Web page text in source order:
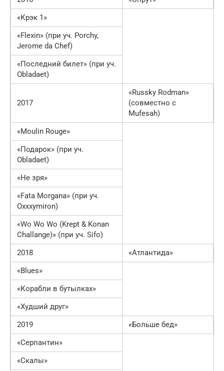
«Крэк 1»
«Flexin» (при уч. Porchy,
Jerome da Chef)
«Последний билет» (при уч.
Obladaet)
2017
«Russky Rodman»
(совместно с
Mufesah)
«Moulin Rouge»
«Подарок» (при уч.
Obladaet)
«Не зря»
«Fata Morgana» (при уч.
Oxxxymiron)
«Wo Wo Wo (Krept & Konan
Challange)» (при уч. Sifo)
2018
«Атлантида»
«Blues»
«Корабли в бутылках»
«Худший друг»
2019
«Больше бед»
«Серпантин»
«Скалы»